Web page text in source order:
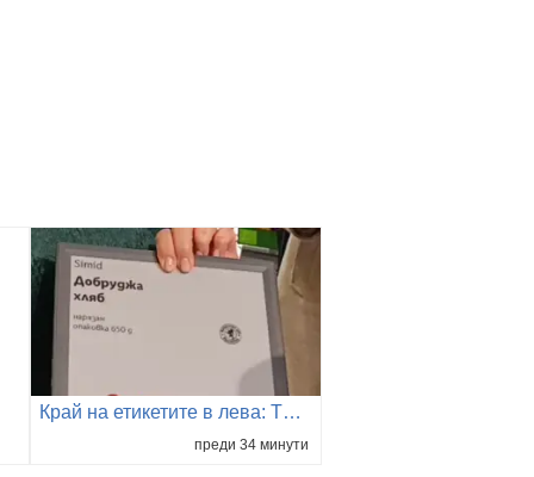
Край на етикетите в лева: Търговците уверяват, че преминаването само към евро няма да вдигне цените
преди 34 минути